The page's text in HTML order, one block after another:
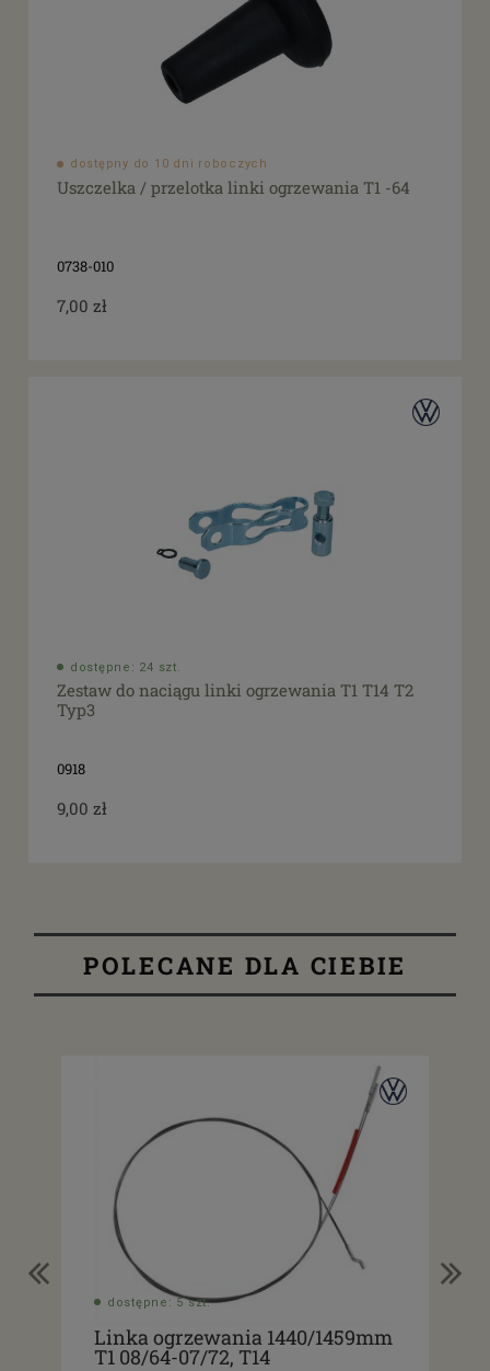
dostępny do 10 dni roboczych
Uszczelka / przelotka linki ogrzewania T1 -64
0738-010
7,00 zł
dostępne: 24 szt.
Zestaw do naciągu linki ogrzewania T1 T14 T2
Typ3
0918
9,00 zł
POLECANE DLA CIEBIE
dostępne: 5 szt.
Linka ogrzewania 1440/1459mm
T1 08/64-07/72, T14